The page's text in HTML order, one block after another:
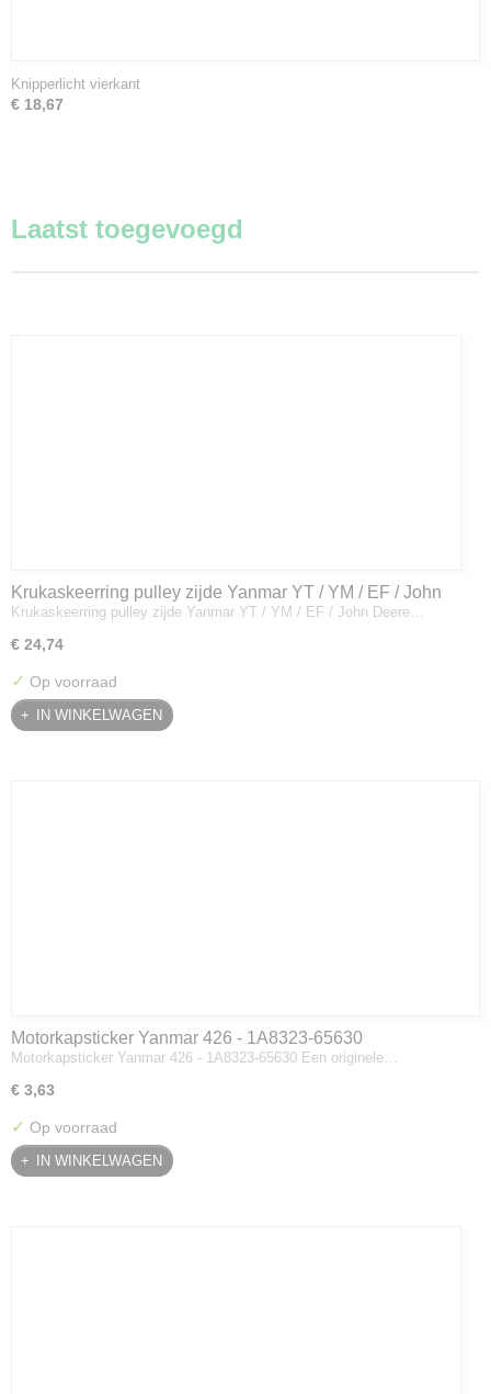
Knipperlicht vierkant
€ 18,67
Laatst toegevoegd
Krukaskeerring pulley zijde Yanmar YT / YM / EF / John
Deere - 119934-01800
Krukaskeerring pulley zijde Yanmar YT / YM / EF / John Deere…
€ 24,74
✓ Op voorraad
IN WINKELWAGEN
Motorkapsticker Yanmar 426 - 1A8323-65630
Motorkapsticker Yanmar 426 - 1A8323-65630 Een originele…
€ 3,63
✓ Op voorraad
IN WINKELWAGEN